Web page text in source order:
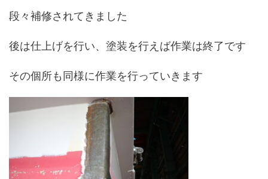
段々補修されてきました
後は仕上げを行い、塗装を行えば作業は終了です
その個所も同様に作業を行っていきます